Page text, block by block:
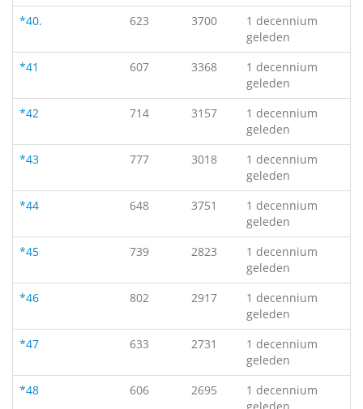
*40.
623 3700
1 decennium
geleden
*41
607 3368
1 decennium
geleden
*42
714 3157
1 decennium
geleden
*43
777 3018
1 decennium
geleden
*44
648 3751
1 decennium
geleden
*45
739 2823
1 decennium
geleden
*46
802 2917
1 decennium
geleden
*47
633 2731
1 decennium
geleden
*48
606 2695
1 decennium